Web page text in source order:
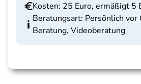
Kosten: 25 Euro, ermäßigt 5
Beratungsart: Persönlich vor
Beratung, Videoberatung